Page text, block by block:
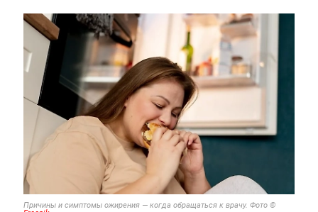
Причины и симптомы ожирения — когда обращаться к врачу. Фото ©